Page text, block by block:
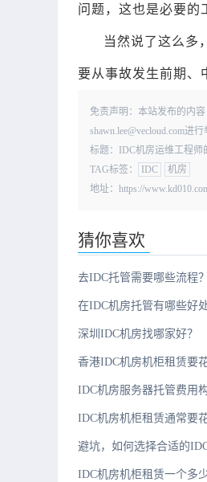
问题，这也是必要的
当然说了这么多
要从事故发生前期、
免责声明：本站发布的内
shawn.lee@vecloud.com进
标题：IDC机房运维工程师
TAG标签：
IDC
机房
地址：https://
猜你喜欢
去IDC托管需要哪些流程？
在IDC机房托管有哪些好处
深圳IDC机房找哪家好？
香港IDC机房机柜租赁要
IDC机房服务器托管费用
IDC机房机柜租赁通常要
避坑，如何选择合适的
IDC机房机柜租赁一个多少